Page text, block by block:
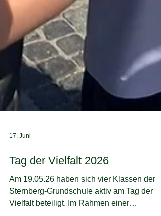
Tag der Vielfalt 2026
Am 19.05.26 haben sich vier Klassen der
Sternberg-Grundschule aktiv am Tag der